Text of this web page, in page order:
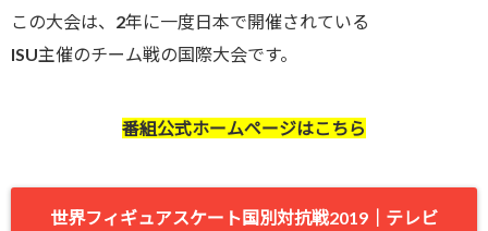
この大会は、2年に一度日本で開催されている
ISU主催のチーム戦の国際大会です。
番組公式ホームページはこちら
世界フィギュアスケート国別対抗戦2019｜テレビ